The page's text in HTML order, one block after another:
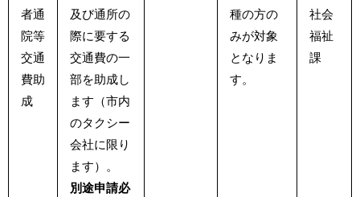
者通
院等
交通
費助
成
及び通所の
際に要する
交通費の一
部を助成し
ます（市内
のタクシー
会社に限り
ます）。
別途申請必
種の方の
みが対象
となりま
す。
社会
福祉
課